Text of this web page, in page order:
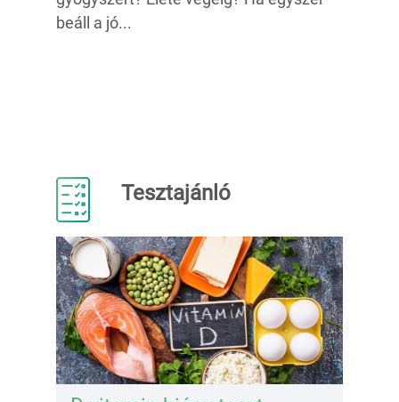
beáll a jó...
Tesztajánló